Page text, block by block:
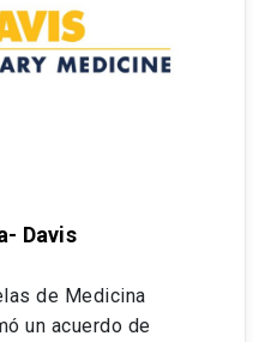
Davis
de Medicina
un acuerdo de